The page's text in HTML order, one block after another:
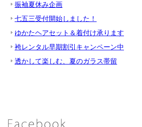
振袖夏休み企画
七五三受付開始しました！
ゆかたヘアセット＆着付け承ります
袴レンタル早期割引キャンペーン中
透かして楽しむ、夏のガラス帯留